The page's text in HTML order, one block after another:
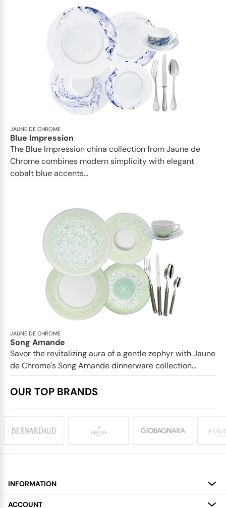
JAUNE DE CHROME
Blue Impression
The Blue Impression china collection from Jaune de
Chrome combines modern simplicity with elegant
cobalt blue accents...
JAUNE DE CHROME
Song Amande
Savor the revitalizing aura of a gentle zephyr with Jaune
de Chrome's Song Amande dinnerware collection...
OUR TOP BRANDS
INFORMATION
About
ACCOUNT